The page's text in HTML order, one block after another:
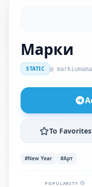
Марки
STATIC @
To Favorites
#New Year #Арт
POPULARITY